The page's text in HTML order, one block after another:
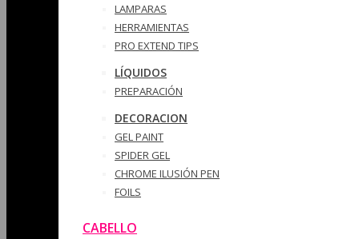
LAMPARAS
HERRAMIENTAS
PRO EXTEND TIPS
LÍQUIDOS
PREPARACIÓN
DECORACION
GEL PAINT
SPIDER GEL
CHROME ILUSIÓN PEN
FOILS
CABELLO